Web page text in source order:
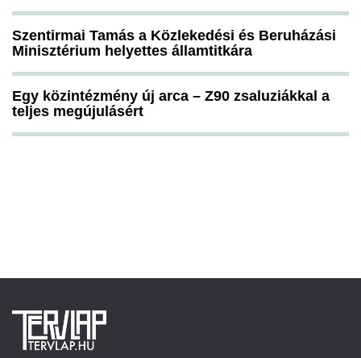
Szentirmai Tamás a Közlekedési és Beruházási
Minisztérium helyettes államtitkára
Egy közintézmény új arca – Z90 zsaluziákkal a
teljes megújulásért